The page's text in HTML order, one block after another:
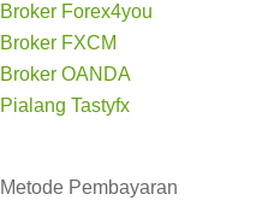
Broker Forex4you
Broker FXCM
Broker OANDA
Pialang Tastyfx
Metode Pembayaran